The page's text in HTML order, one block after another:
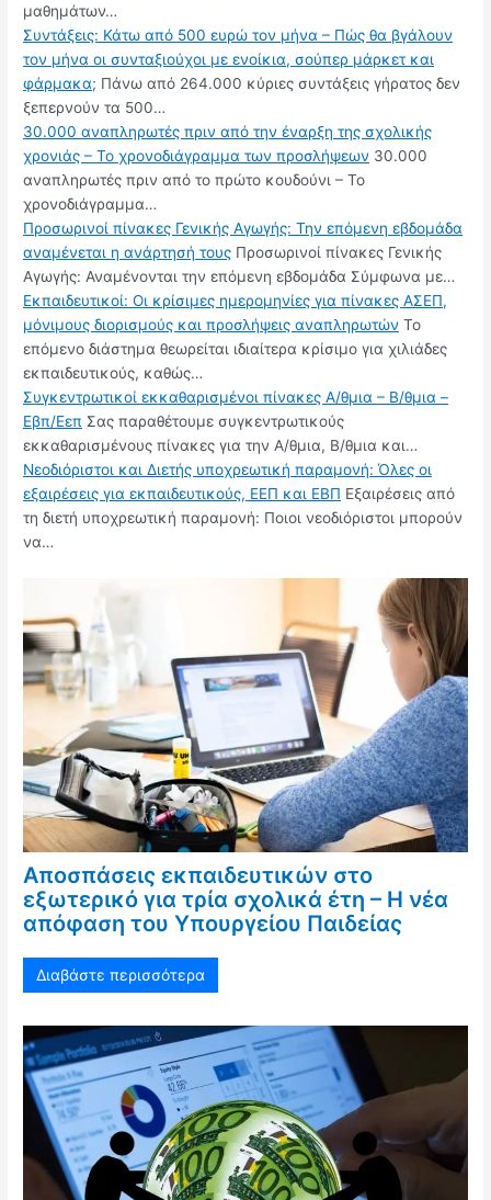
μαθημάτων…
Συντάξεις: Κάτω από 500 ευρώ τον μήνα – Πώς θα βγάλουν
τον μήνα οι συνταξιούχοι με ενοίκια, σούπερ μάρκετ και
φάρμακα; Πάνω από 264.000 κύριες συντάξεις γήρατος δεν
ξεπερνούν τα 500…
30.000 αναπληρωτές πριν από την έναρξη της σχολικής
χρονιάς – Το χρονοδιάγραμμα των προσλήψεων 30.000
αναπληρωτές πριν από το πρώτο κουδούνι – Το
χρονοδιάγραμμα…
Προσωρινοί πίνακες Γενικής Αγωγής: Την επόμενη εβδομάδα
αναμένεται η ανάρτησή τους Προσωρινοί πίνακες Γενικής
Αγωγής: Αναμένονται την επόμενη εβδομάδα Σύμφωνα με…
Εκπαιδευτικοί: Οι κρίσιμες ημερομηνίες για πίνακες ΑΣΕΠ,
μόνιμους διορισμούς και προσλήψεις αναπληρωτών Το
επόμενο διάστημα θεωρείται ιδιαίτερα κρίσιμο για χιλιάδες
εκπαιδευτικούς, καθώς…
Συγκεντρωτικοί εκκαθαρισμένοι πίνακες Α/θμια – Β/θμια –
Εβπ/Εεπ Σας παραθέτουμε συγκεντρωτικούς
εκκαθαρισμένους πίνακες για την Α/θμια, Β/θμια και…
Νεοδιόριστοι και Διετής υποχρεωτική παραμονή: Όλες οι
εξαιρέσεις για εκπαιδευτικούς, ΕΕΠ και ΕΒΠ Εξαιρέσεις από
τη διετή υποχρεωτική παραμονή: Ποιοι νεοδιόριστοι μπορούν
να…
Αποσπάσεις εκπαιδευτικών στο
εξωτερικό για τρία σχολικά έτη – Η νέα
απόφαση του Υπουργείου Παιδείας
Διαβάστε περισσότερα